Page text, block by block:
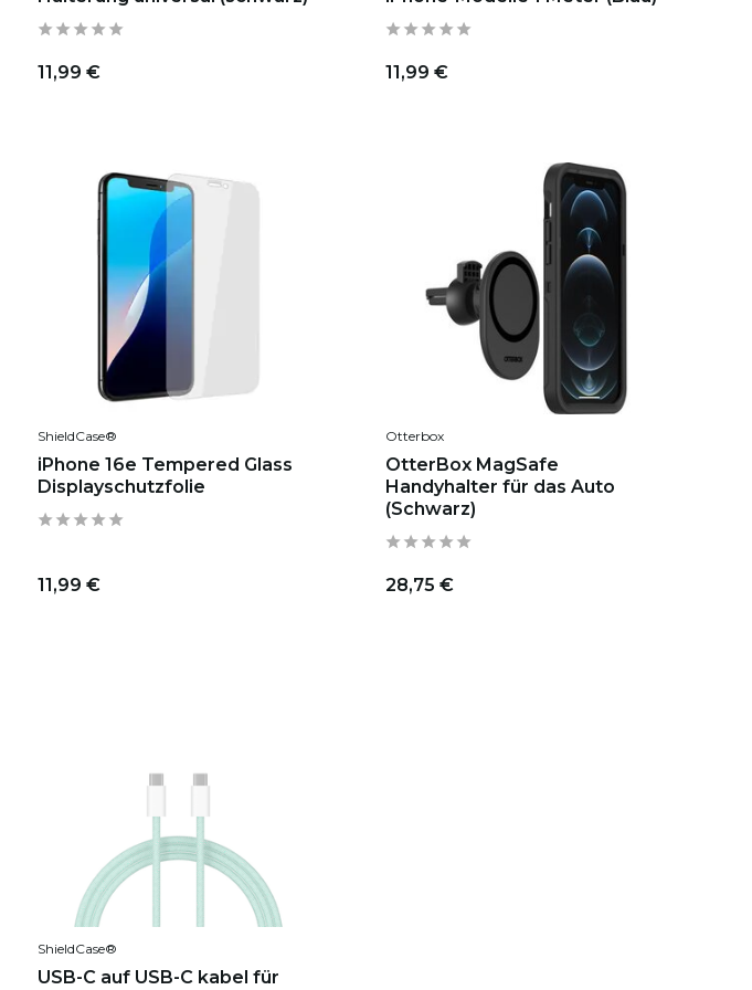
11,99 € 11,99 €
ShieldCase®
iPhone 16e Tempered Glass
Displayschutzfolie
11,99 €
Otterbox
OtterBox MagSafe
Handyhalter für das Auto
(Schwarz)
28,75 €
ShieldCase®
USB-C auf USB-C kabel für